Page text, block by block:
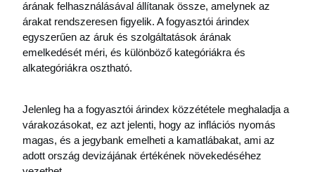
árának felhasználásával állítanak össze, amelynek az
árakat rendszeresen figyelik. A fogyasztói árindex
egyszerűen az áruk és szolgáltatások árának
emelkedését méri, és különböző kategóriákra és
alkategóriákra osztható.
Jelenleg ha a fogyasztói árindex közzététele meghaladja a
várakozásokat, ez azt jelenti, hogy az inflációs nyomás
magas, és a jegybank emelheti a kamatlábakat, ami az
adott ország devizájának értékének növekedéséhez